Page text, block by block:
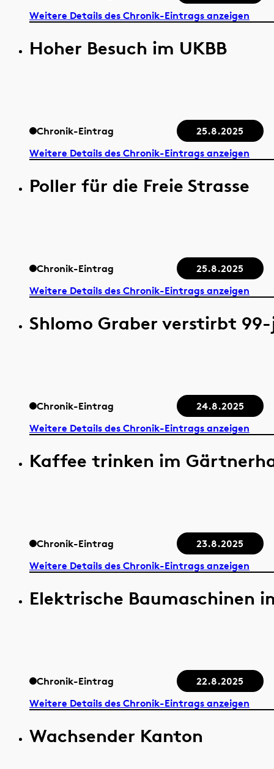
Weitere Details des Chronik-Eintrags anzeigen
Hoher Besuch im UKBB
Chronik-Eintrag
25.8.2025
Weitere Details des Chronik-Eintrags anzeigen
Poller für die Freie Strasse
Chronik-Eintrag
25.8.2025
Weitere Details des Chronik-Eintrags anzeigen
Shlomo Graber verstirbt
Chronik-Eintrag 24.8.2025
Weitere Details des Chronik-Eintrags anzeigen
Kaffee trinken im
Chronik-Eintrag 23.8.2025
Weitere Details des Chronik-Eintrags anzeigen
Elektrische Baumaschinen
Chronik-Eintrag
22.8.2025
Weitere Details des Chronik-Eintrags anzeigen
Wachsender Kanton